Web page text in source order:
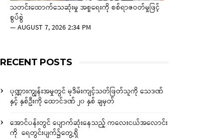
သတင်းထောက်သေဆုံးမှု အစ္စရေးကို စစ်ရာဇဝတ်မှုဖြင့်
စွပ်စွဲ
—AUGUST 7, 2026 2:34 PM
RECENT POSTS
ပုဏ္ဏားကျွန်းအမှုတွင် မုဒိမ်းကျင့်သတ်ဖြတ်သူကို သေဒဏ်
နှင့် နှစ်ဦးကို ထောင်ဒဏ် ၂၀ နှစ် ချမှတ်
အောင်ပန်းတွင် ပျောက်ဆုံးနေသည့် ကလေးငယ်အလောင်း
ကို ရေတွင်းပျက်၌တွေ့ရှိ